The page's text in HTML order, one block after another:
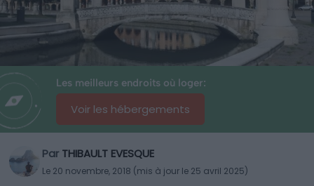
Les meilleurs endroits où loger:
Voir les hébergements
Par THIBAULT EVESQUE
Le 20 novembre, 2018 (mis à jour le 25 avril 2025)